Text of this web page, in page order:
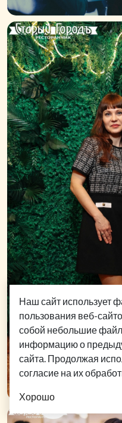
Наш сайт использует
пользования веб-
собой небольшие
информацию о
сайта. Продолжая
согласие на их
Хорошо